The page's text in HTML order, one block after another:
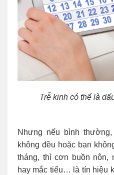
Trễ kinh có thể là
Nhưng nếu bình
không đều hoặc bạn
tháng, thì cơn buồn nôn,
hay mắc tiểu… là tín hiệu